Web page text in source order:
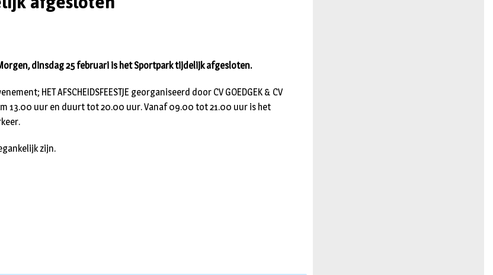
Morgen, dinsdag 25 februari is het Sportpark tijdelijk afgesloten.
HET AFSCHEIDSFEESTJE georganiseerd door CV GOEDGEK & CV
13.00 uur en duurt tot 20.00 uur. Vanaf 09.00 tot 21.00 uur is het
zijn.